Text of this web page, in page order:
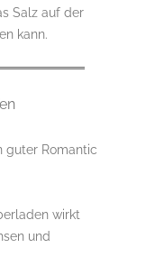
Salz auf der
kann.
guter Romantic
wirkt
und